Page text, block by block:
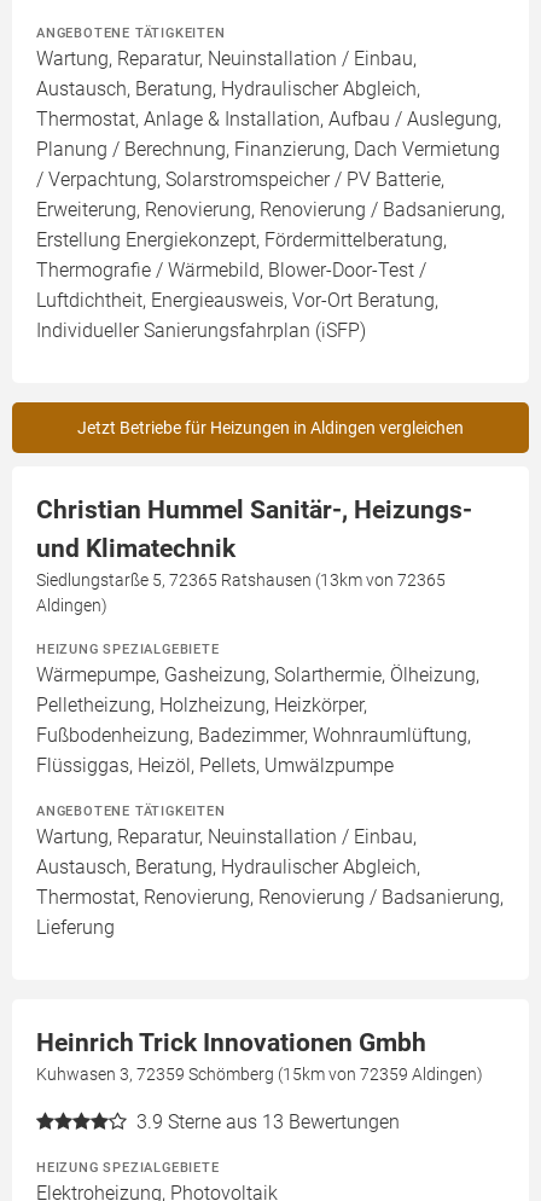
ANGEBOTENE TÄTIGKEITEN
Wartung, Reparatur, Neuinstallation / Einbau,
Austausch, Beratung, Hydraulischer Abgleich,
Thermostat, Anlage & Installation, Aufbau / Auslegung,
Planung / Berechnung, Finanzierung, Dach Vermietung
/ Verpachtung, Solarstromspeicher / PV Batterie,
Erweiterung, Renovierung, Renovierung / Badsanierung,
Erstellung Energiekonzept, Fördermittelberatung,
Thermografie / Wärmebild, Blower-Door-Test /
Luftdichtheit, Energieausweis, Vor-Ort Beratung,
Individueller Sanierungsfahrplan (iSFP)
Jetzt Betriebe für Heizungen in Aldingen vergleichen
Christian Hummel Sanitär-, Heizungs-
und Klimatechnik
Siedlungstarße 5, 72365 Ratshausen (13km von 72365
Aldingen)
HEIZUNG SPEZIALGEBIETE
Wärmepumpe, Gasheizung, Solarthermie, Ölheizung,
Pelletheizung, Holzheizung, Heizkörper,
Fußbodenheizung, Badezimmer, Wohnraumlüftung,
Flüssiggas, Heizöl, Pellets, Umwälzpumpe
ANGEBOTENE TÄTIGKEITEN
Wartung, Reparatur, Neuinstallation / Einbau,
Austausch, Beratung, Hydraulischer Abgleich,
Thermostat, Renovierung, Renovierung / Badsanierung,
Lieferung
Heinrich Trick Innovationen Gmbh
Kuhwasen 3, 72359 Schömberg (15km von 72359 Aldingen)
3.9 Sterne aus 13 Bewertungen
HEIZUNG SPEZIALGEBIETE
Elektroheizung, Photovoltaik